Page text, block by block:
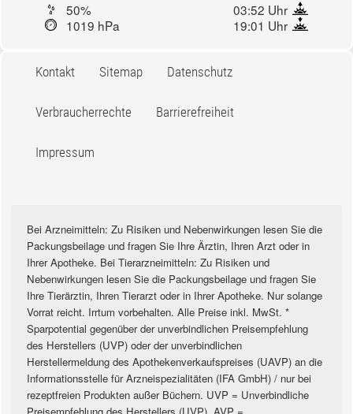
50%
03:52 Uhr
1019 hPa
19:01 Uhr
Kontakt Sitemap Datenschutz
Verbraucherrechte Barrierefreiheit
Impressum
Bei Arzneimitteln: Zu Risiken und Nebenwirkungen lesen Sie die
Packungsbeilage und fragen Sie Ihre Ärztin, Ihren Arzt oder in
Ihrer Apotheke. Bei Tierarzneimitteln: Zu Risiken und
Nebenwirkungen lesen Sie die Packungsbeilage und fragen Sie
Ihre Tierärztin, Ihren Tierarzt oder in Ihrer Apotheke. Nur solange
Vorrat reicht. Irrtum vorbehalten. Alle Preise inkl. MwSt. *
Sparpotential gegenüber der unverbindlichen Preisempfehlung
des Herstellers (UVP) oder der unverbindlichen
Herstellermeldung des Apothekenverkaufspreises (UAVP) an die
Informationsstelle für Arzneispezialitäten (IFA GmbH) / nur bei
rezeptfreien Produkten außer Büchern. UVP = Unverbindliche
Preisempfehlung des Herstellers (UVP). AVP =